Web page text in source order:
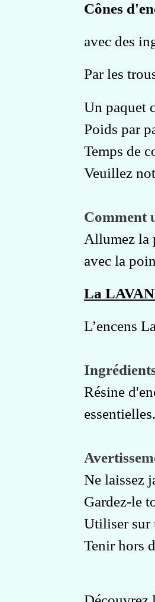
Cônes
avec des
Par les
Un paquet
Poids par
Temps de
Veuillez
Comment
Allumez la
avec la
La
L’encens
Résine
essentielles.
Ne laissez
Gardez-le
Utiliser sur
Tenir hors